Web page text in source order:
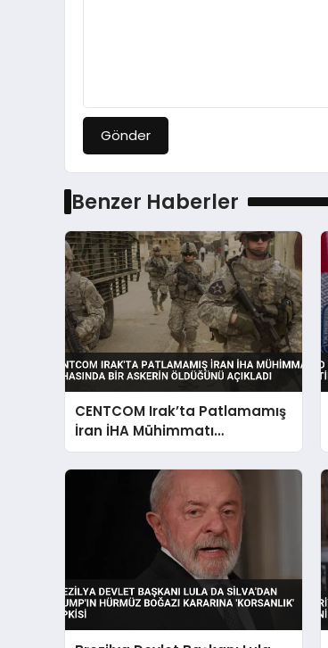
Gönder
Benzer Haberler
CENTCOM Irak’ta Patlamamış
İran İHA Mühimmatı
İmhasında Bir Askerin
Öldüğünü Açıkladı